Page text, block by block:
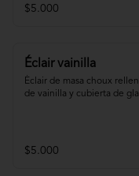
$5.000
Éclair vainilla
Éclair de masa choux
de vainilla y cubierta de
$5.000